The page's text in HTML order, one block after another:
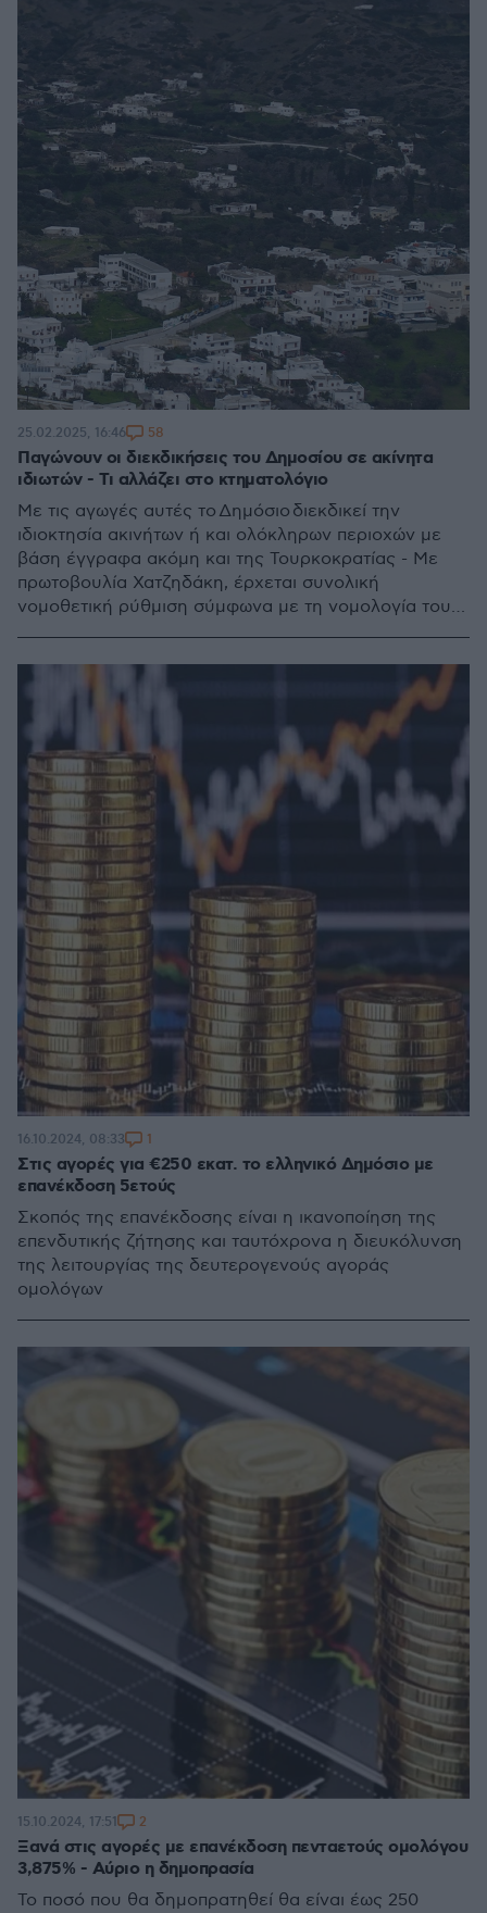
Παγώνουν οι διεκδικήσεις του Δημοσίου σε ακίνητα
ιδιωτών - Τι αλλάζει στο κτηματολόγιο
Με τις αγωγές αυτές το Δημόσιο διεκδικεί την
ιδιοκτησία ακινήτων ή και ολόκληρων περιοχών με
βάση έγγραφα ακόμη και της Τουρκοκρατίας - Με
πρωτοβουλία Χατζηδάκη, έρχεται συνολική
νομοθετική ρύθμιση σύμφωνα με τη νομολογία του
25.02.2025, 16:46 58
Στις αγορές για €250 εκατ. το ελληνικό Δημόσιο με
επανέκδοση 5ετούς
Σκοπός της επανέκδοσης είναι η ικανοποίηση της
επενδυτικής ζήτησης και ταυτόχρονα η διευκόλυνση
της λειτουργίας της δευτερογενούς αγοράς
ομολόγων
16.10.2024, 08:33 1
Ξανά στις αγορές με επανέκδοση πενταετούς ομολόγου
3,875% - Αύριο η δημοπρασία
Το ποσό που θα δημοπρατηθεί θα είναι έως 250
15.10.2024, 17:51 2